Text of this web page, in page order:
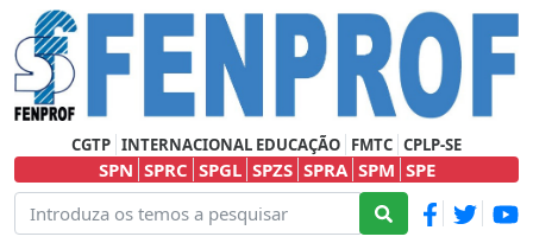
CGTP INTERNACIONAL EDUCAÇÃO FMTC CPLP-SE
SPN SPRC SPGL SPZS SPRA SPM SPE